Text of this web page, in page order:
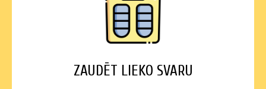
ZAUDĒT LIEKO SVARU